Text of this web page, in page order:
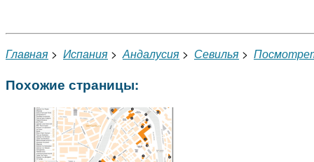
Главная > Испания >Андалусия > Севилья >
Похожие страницы: